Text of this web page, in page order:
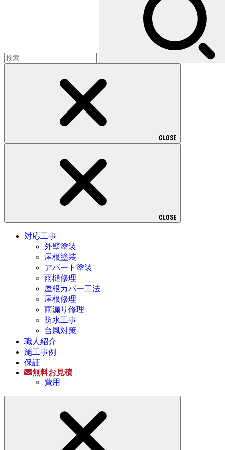
CLOSE
CLOSE
対応工事
外壁塗装
屋根塗装
アパート塗装
雨樋修理
屋根カバー工法
屋根修理
雨漏り修理
防水工事
台風対策
職人紹介
施工事例
保証
無料お見積
費用